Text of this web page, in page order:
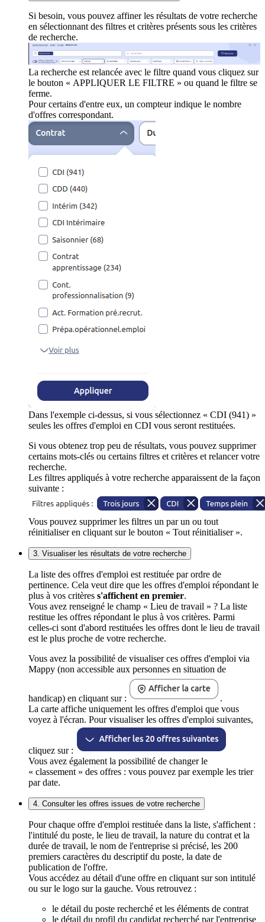
Si besoin, vous pouvez affiner les résultats de votre recherche
en sélectionnant des filtres et critères présents sous les critères
de recherche.
La recherche est relancée avec le filtre quand vous cliquez sur
le bouton « APPLIQUER LE FILTRE » ou quand le filtre se
ferme.
Pour certains d'entre eux, un compteur indique le nombre
d'offres correspondant.
Dans l'exemple ci-dessus, si vous sélectionnez « CDI (941) »
seules les offres d'emploi en CDI vous seront restituées.
Si vous obtenez trop peu de résultats, vous pouvez supprimer
certains mots-clés ou certains filtres et critères et relancer votre
recherche.
Les filtres appliqués à votre recherche apparaissent de la façon
suivante :
Vous pouvez supprimer les filtres un par un ou tout
réinitialiser en cliquant sur le bouton « Tout réinitialiser ».
3. Visualiser les résultats de votre recherche
La liste des offres d'emploi est restituée par ordre de
pertinence. Cela veut dire que les offres d'emploi répondant le
plus à vos critères s'affichent en premier.
Vous avez renseigné le champ « Lieu de travail » ? La liste
restitue les offres répondant le plus à vos critères. Parmi
celles-ci sont d'abord restituées les offres dont le lieu de travail
est le plus proche de votre recherche.
Vous avez la possibilité de visualiser ces offres d'emploi via
Mappy (non accessible aux personnes en situation de
handicap) en cliquant sur :
.
La carte affiche uniquement les offres d'emploi que vous
voyez à l'écran. Pour visualiser les offres d'emploi suivantes,
cliquez sur :
Vous avez également la possibilité de changer le
« classement » des offres : vous pouvez par exemple les trier
par date.
4. Consulter les offres issues de votre recherche
Pour chaque offre d'emploi restituée dans la liste, s'affichent :
l'intitulé du poste, le lieu de travail, la nature du contrat et la
durée de travail, le nom de l'entreprise si précisé, les 200
premiers caractères du descriptif du poste, la date de
publication de l'offre.
Vous accédez au détail d'une offre en cliquant sur son intitulé
ou sur le logo sur la gauche. Vous retrouvez :
le détail du poste recherché et les éléments de contrat
le détail du profil du candidat recherché par l'entreprise